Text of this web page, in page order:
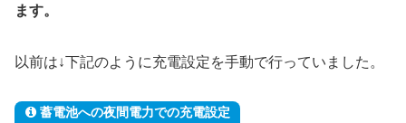
ます。
以前は↓下記のように充電設定を手動で行っていました。
蓄電池への夜間電力での充電設定